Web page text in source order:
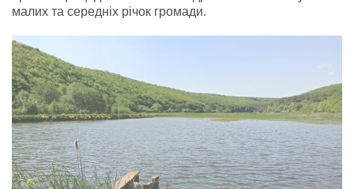
малих та середніх річок громади.